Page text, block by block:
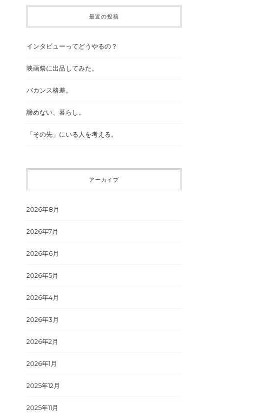
最近の投稿
インタビューってどうやるの？
映画祭に出品してみた。
バカンス格差。
諦めない、暮らし。
「その先」にいる人を考える。
アーカイブ
2026年8月
2026年7月
2026年6月
2026年5月
2026年4月
2026年3月
2026年2月
2026年1月
2025年12月
2025年11月